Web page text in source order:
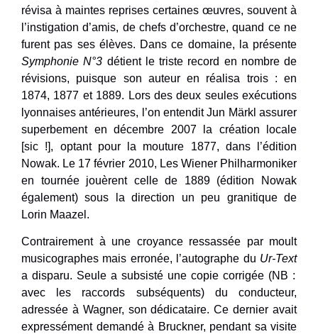
révisa à maintes reprises certaines œuvres, souvent à
l’instigation d’amis, de chefs d’orchestre, quand ce ne
furent pas ses élèves. Dans ce domaine, la présente
Symphonie N°3 détient le triste record en nombre de
révisions, puisque son auteur en réalisa trois : en
1874, 1877 et 1889. Lors des deux seules exécutions
lyonnaises antérieures, l’on entendit Jun Märkl assurer
superbement en décembre 2007 la création locale
[sic !], optant pour la mouture 1877, dans l’édition
Nowak. Le 17 février 2010, Les Wiener Philharmoniker
en tournée jouèrent celle de 1889 (édition Nowak
également) sous la direction un peu granitique de
Lorin Maazel.
Contrairement à une croyance ressassée par moult
musicographes mais erronée, l’autographe du Ur-Text
a disparu. Seule a subsisté une copie corrigée (NB :
avec les raccords subséquents) du conducteur,
adressée à Wagner, son dédicataire. Ce dernier avait
expressément demandé à Bruckner, pendant sa visite